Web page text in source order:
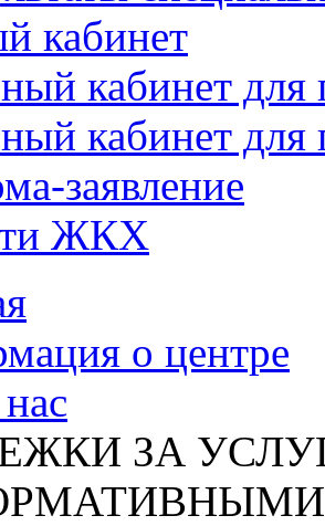
кабинет
кабинет
кабинет
заявление
ЖКХ
о центре
ЗА